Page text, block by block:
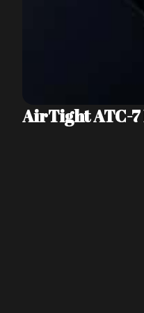
AirTight ATC-